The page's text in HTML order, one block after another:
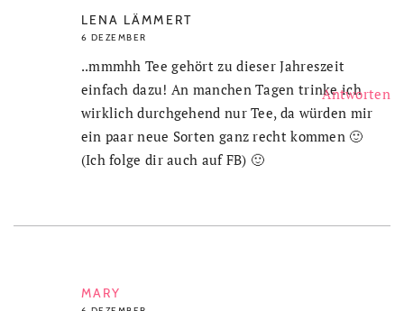
LENA LÄMMERT
6 DEZEMBER
..mmmhh Tee gehört zu dieser Jahreszeit
einfach dazu! An manchen Tagen trinke ich
wirklich durchgehend nur Tee, da würden mir
ein paar neue Sorten ganz recht kommen 🙂
(Ich folge dir auch auf FB) 🙂
MARY
Antworten